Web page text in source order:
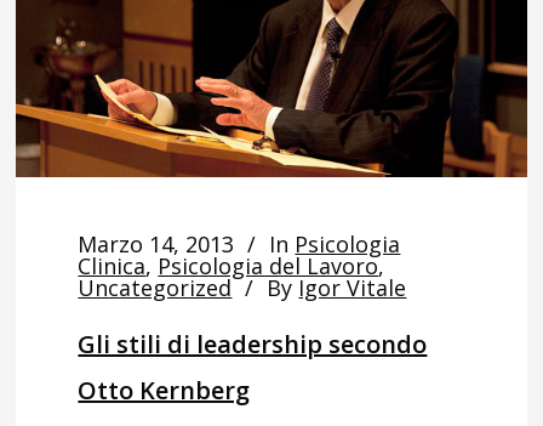
Marzo 14, 2013 In Psicologia
Clinica, Psicologia del Lavoro,
Uncategorized By Igor Vitale
Gli stili di leadership secondo
Otto Kernberg